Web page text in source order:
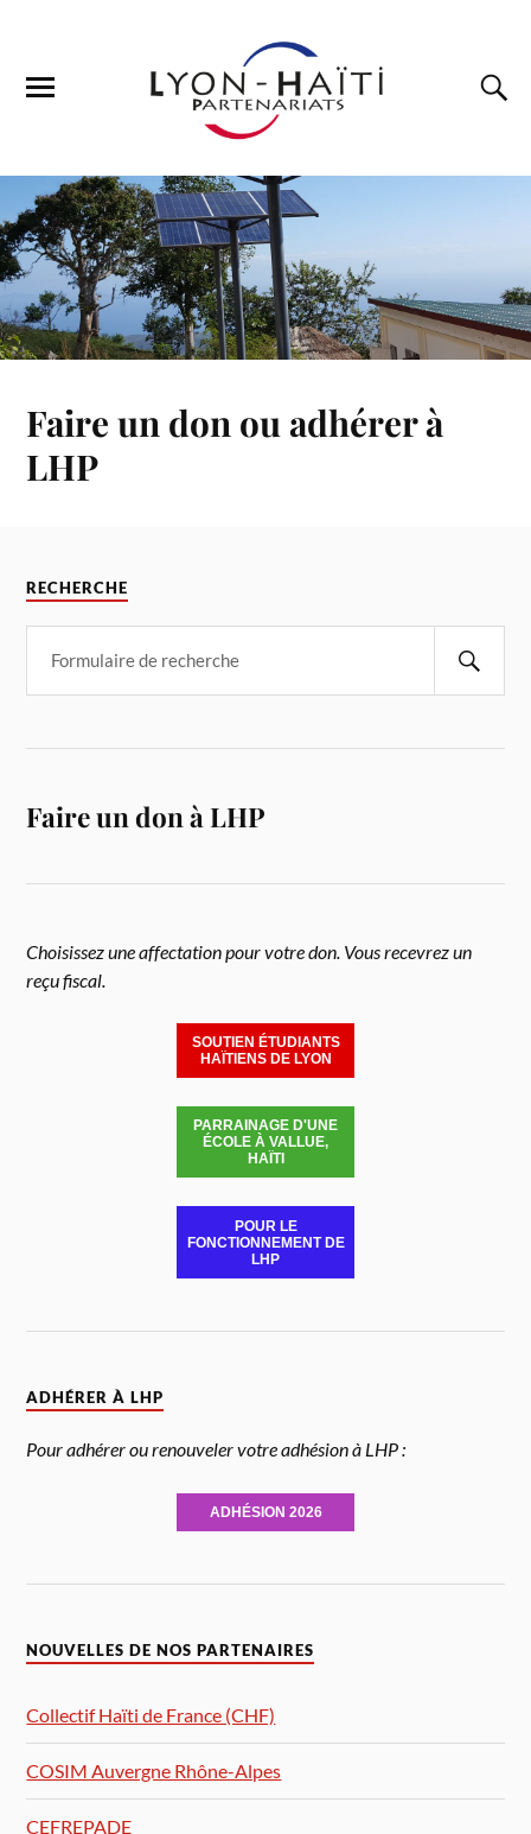
Faire un don ou adhérer à
LHP
RECHERCHE
Faire un don à LHP
Choisissez une affectation pour votre don. Vous recevrez un
reçu fiscal.
SOUTIEN ÉTUDIANTS
HAÏTIENS DE LYON
PARRAINAGE D'UNE
ÉCOLE À VALLUE,
HAÏTI
POUR LE
FONCTIONNEMENT DE
LHP
ADHÉRER À LHP
Pour adhérer ou renouveler votre adhésion à LHP :
ADHÉSION 2026
NOUVELLES DE NOS PARTENAIRES
Collectif Haïti de France (CHF)
COSIM Auvergne Rhône-Alpes
CEFREPADE